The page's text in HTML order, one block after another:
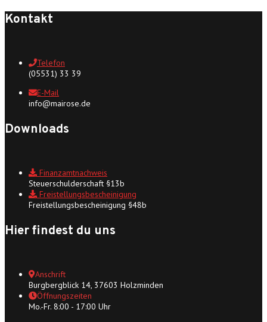
Kontakt
Telefon
(05531) 33 39
E-Mail
info@mairose.de
Downloads
Finanzamtnachweis
Steuerschulderschaft §13b
Freistellungsbescheinigung
Freistellungsbescheinigung §48b
Hier findest du uns
Anschrift
Burgbergblick 14, 37603 Holzminden
Öffnungszeiten
Mo.-Fr. 8:00 - 17:00 Uhr